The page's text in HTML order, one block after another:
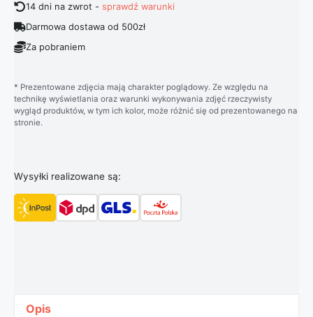
14 dni na zwrot -sprawdź warunki
Darmowa dostawa od 500zł
Za pobraniem
* Prezentowane zdjęcia mają charakter poglądowy. Ze względu na
technikę wyświetlania oraz warunki wykonywania zdjęć rzeczywisty
wygląd produktów, w tym ich kolor, może różnić się od prezentowanego na
stronie.
Wysyłki realizowane są:
Opis